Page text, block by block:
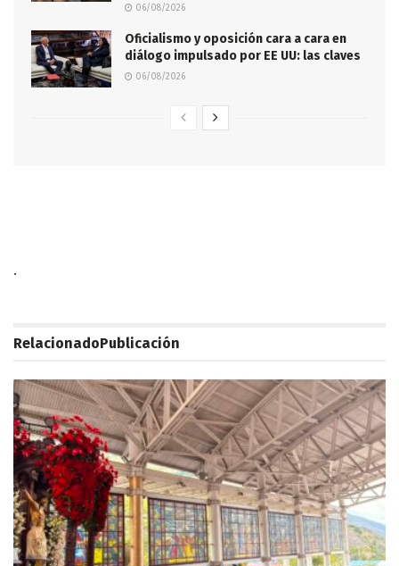
06/08/2026
Oficialismo y oposición cara a cara en
diálogo impulsado por EE UU: las claves
06/08/2026
.
RelacionadoPublicación